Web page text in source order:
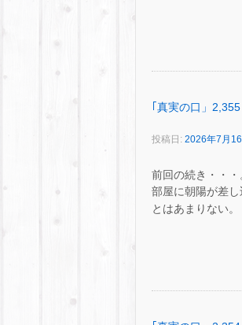
｢真実の口」
投稿日: 2026年7月16
前回の続き・・
部屋に朝陽が差
とはあまりない。